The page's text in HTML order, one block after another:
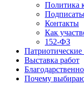
Политика
Контакты
Как
152-ФЗ
Выставка работ
Почему